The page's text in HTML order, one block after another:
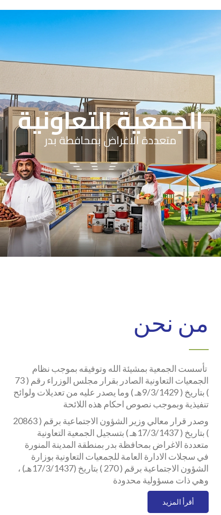
سياسات العمل
الجمعية التعاونية
متعددة الاغراض بمحافطة بدر
من نحن
تأسست الجمعية بمشيئة الله وتوفيقه بموجب نظام
الجمعيات التعاونية الصادر بقرار مجلس الوزراء رقم ( 73
) بتاريخ ( 9/3/1429هـ ) وما يصدر عليه من تعديلات ولوائح
تنفيذية وبموجب نصوص احكام هذه اللائحة
وصدر قرار معالي وزير الشؤون الاجتماعية برقم ( 20863
) بتاريخ ( 17/3/1437هـ ) بتسجيل الجمعية التعاونية
متعددة الاغراض بمحافظة بدر بمنطقة المدينة المنورة
في سجلات الادارة العامة للجمعيات التعاونية بوزارة
الشؤون الاجتماعية برقم ( 270 ) بتاريخ (17/3/1437هـ) ،
وهي ذات مسؤولية محدودة
أقرأ المزيد